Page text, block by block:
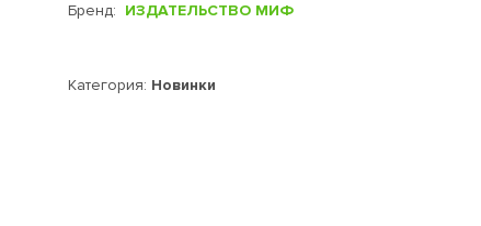
Бренд: ИЗДАТЕЛЬСТВО МИФ
Категория: Новинки